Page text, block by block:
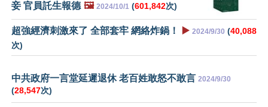
妾 官員託生報德 🖼️ 2024/10/1 (601,842次)
超強經濟刺激來了 全部套牢 網絡炸鍋！ ▶️ 2024/9/30 (40,088
次)
中共政府一言堂延遲退休 老百姓敢怒不敢言 2024/9/30
(28,547次)